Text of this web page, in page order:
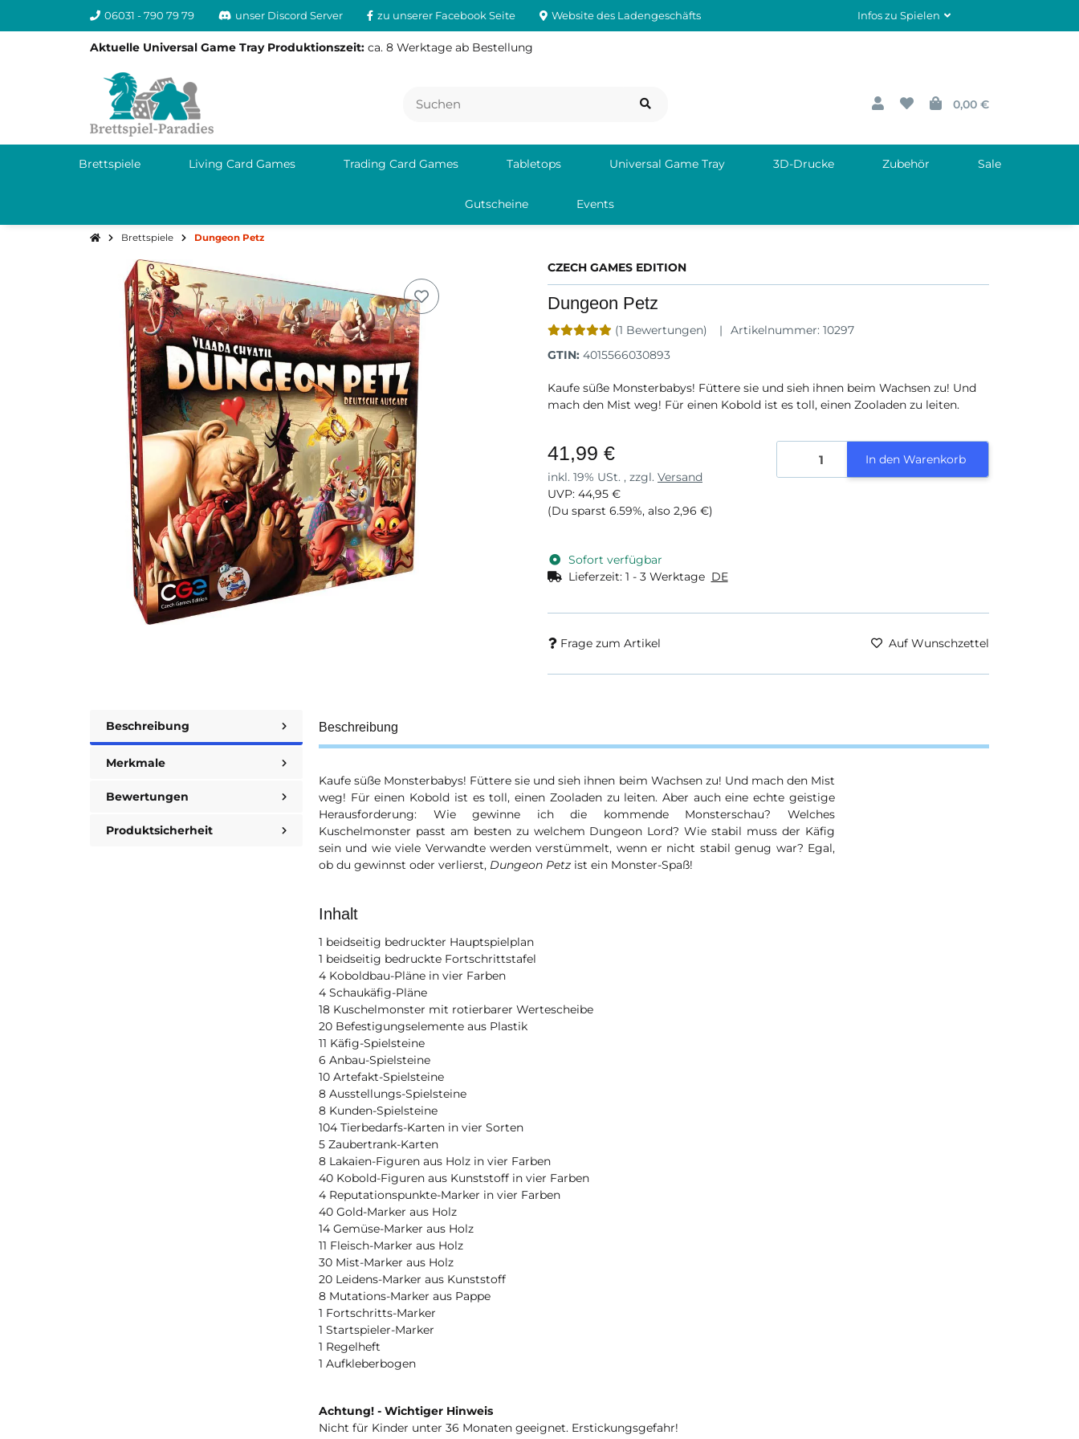
06031 - 790 79 79 unser Discord Server zu unserer Facebook Seite Website des Ladengeschäfts Infos zu Spielen
Aktuelle Universal Game Tray Produktionszeit: ca. 8 Werktage ab Bestellung
0,00 €
Brettspiele Living Card Games Trading Card Games Tabletops Universal Game Tray 3D-Drucke Zubehör Sale
Gutscheine Events
Brettspiele Dungeon Petz
CZECH GAMES EDITION
Dungeon Petz
(1 Bewertungen) Artikelnummer: 10297
GTIN: 4015566030893
Kaufe süße Monsterbabys! Füttere sie und sieh ihnen beim Wachsen zu! Und
mach den Mist weg! Für einen Kobold ist es toll, einen Zooladen zu leiten.
41,99 €
inkl. 19% USt. , zzgl. Versand
UVP: 44,95 €
(Du sparst 6.59%, also 2,96 €)
Sofort verfügbar
Lieferzeit: 1 - 3 Werktage DE
In den Warenkorb
Frage zum Artikel Auf Wunschzettel
Beschreibung
Merkmale
Bewertungen
Produktsicherheit
Beschreibung
Kaufe süße Monsterbabys! Füttere sie und sieh ihnen beim Wachsen zu! Und mach den Mist
weg! Für einen Kobold ist es toll, einen Zooladen zu leiten. Aber auch eine echte geistige
Herausforderung: Wie gewinne ich die kommende Monsterschau? Welches
Kuschelmonster passt am besten zu welchem Dungeon Lord? Wie stabil muss der Käfig
sein und wie viele Verwandte werden verstümmelt, wenn er nicht stabil genug war? Egal,
ob du gewinnst oder verlierst, Dungeon Petz ist ein Monster-Spaß!
Inhalt
1 beidseitig bedruckter Hauptspielplan
1 beidseitig bedruckte Fortschrittstafel
4 Koboldbau-Pläne in vier Farben
4 Schaukäfig-Pläne
18 Kuschelmonster mit rotierbarer Wertescheibe
20 Befestigungselemente aus Plastik
11 Käfig-Spielsteine
6 Anbau-Spielsteine
10 Artefakt-Spielsteine
8 Ausstellungs-Spielsteine
8 Kunden-Spielsteine
104 Tierbedarfs-Karten in vier Sorten
5 Zaubertrank-Karten
8 Lakaien-Figuren aus Holz in vier Farben
40 Kobold-Figuren aus Kunststoff in vier Farben
4 Reputationspunkte-Marker in vier Farben
40 Gold-Marker aus Holz
14 Gemüse-Marker aus Holz
11 Fleisch-Marker aus Holz
30 Mist-Marker aus Holz
20 Leidens-Marker aus Kunststoff
8 Mutations-Marker aus Pappe
1 Fortschritts-Marker
1 Startspieler-Marker
1 Regelheft
1 Aufkleberbogen
Achtung! - Wichtiger Hinweis
Nicht für Kinder unter 36 Monaten geeignet. Erstickungsgefahr!